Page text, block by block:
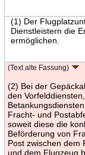
(1) Der
Dienstleistern die
ermöglichen.
(Text alte Fassung)
(2) Bei der
den
Fracht- und
soweit diese die
Beförderung von
Post zwischen dem
und dem Flugzeug